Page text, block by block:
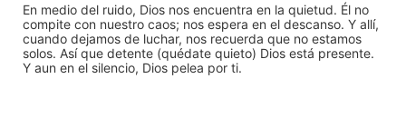
En medio del ruido, Dios nos encuentra en la quietud. Él no
compite con nuestro caos; nos espera en el descanso. Y allí,
cuando dejamos de luchar, nos recuerda que no estamos
solos. Así que detente (quédate quieto) Dios está presente.
Y aun en el silencio, Dios pelea por ti.